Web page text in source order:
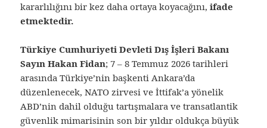
kararlılığını bir kez daha ortaya koyacağını,ifade
etmektedir.
Türkiye Cumhuriyeti Devleti Dış İşleri Bakanı
Sayın Hakan Fidan; 7 – 8 Temmuz 2026 tarihleri
arasında Türkiye’nin başkenti Ankara’da
düzenlenecek, NATO zirvesi ve İttifak’a yönelik
ABD’nin dahil olduğu tartışmalara ve transatlantik
güvenlik mimarisinin son bir yıldır oldukça büyük